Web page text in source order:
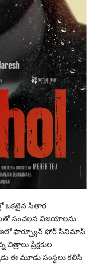
ఒకటైన సితార
సంచలన విజయాలను
ఫార్చ్యూన్ ఫోర్ సినిమాస్
ప్రేక్షకుల
ఈ మూడు సంస్థలు కలిసి